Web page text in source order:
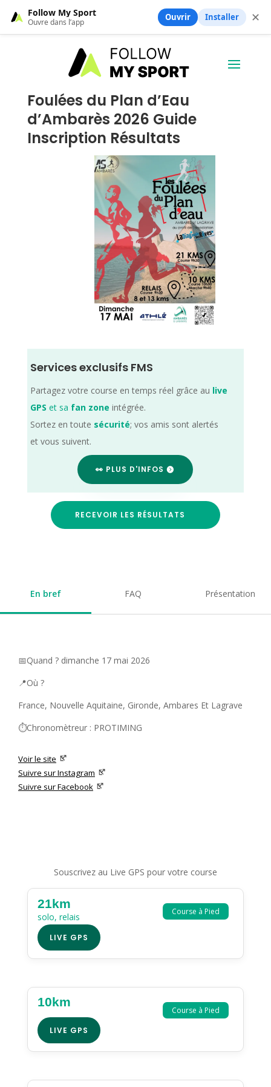
Foulées du Plan d’Eau
d’Ambarès 2026 Guide
Inscription Résultats
Services exclusifs FMS
Partagez votre course en temps réel grâce au live
GPS et sa fan zone intégrée.
Sortez en toute sécurité; vos amis sont alertés
et vous suivent.
👀 PLUS D'INFOS
RECEVOIR LES RÉSULTATS
En bref FAQ Présentation
📅Quand ? dimanche 17 mai 2026
📍Où ?
France, Nouvelle Aquitaine, Gironde, Ambares Et Lagrave
⏱️Chronomètreur : PROTIMING
Voir le site
Suivre sur Instagram
Suivre sur Facebook
Souscrivez au Live GPS pour votre course
Course à Pied
21km
solo, relais
LIVE GPS
Course à Pied
10km
LIVE GPS
Follow My Sport
Ouvre dans l’app Ouvrir Installer ✕